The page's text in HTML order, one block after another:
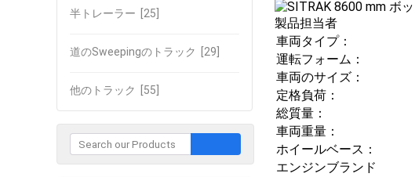
半トレーラー [25]
道のSweepingのトラック [29]
他のトラック [55]
製品担当者
車両タイプ：
運転フォーム：
車両のサイズ：
定格負荷：
総質量：
車両重量：
ホイールベース：
エンジンブランド